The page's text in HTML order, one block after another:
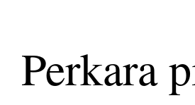
Perkara